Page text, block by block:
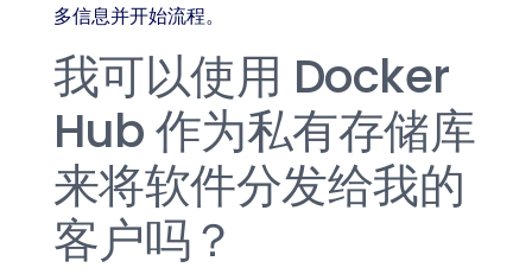
多信息并开始流程。
我可以使用 Docker
Hub 作为私有存储库
来将软件分发给我的
客户吗？